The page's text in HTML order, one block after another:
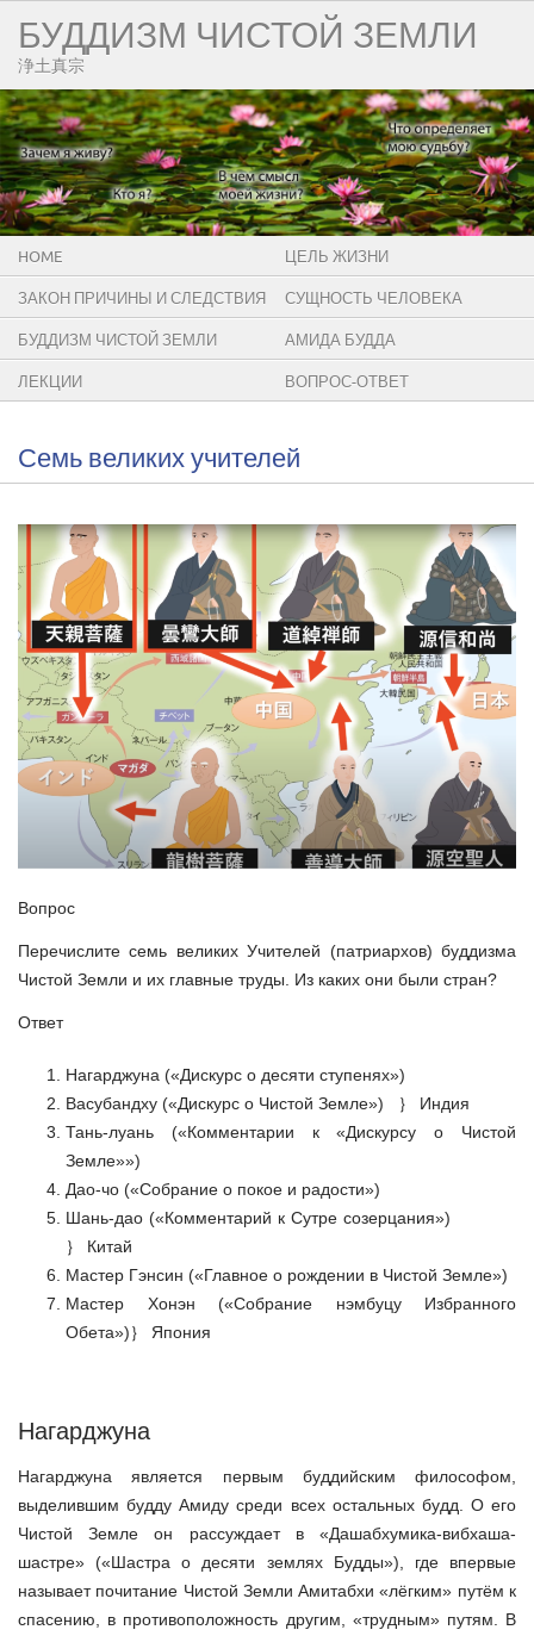
БУДДИЗМ ЧИСТОЙ ЗЕМЛИ
浄土真宗
HOME ЦЕЛЬ ЖИЗНИ
ЗАКОН ПРИЧИНЫ И СЛЕДСТВИЯ СУЩНОСТЬ ЧЕЛОВЕКА
БУДДИЗМ ЧИСТОЙ ЗЕМЛИ АМИДА БУДДА
ЛЕКЦИИ ВОПРОС-ОТВЕТ
Семь великих учителей
Вопрос
Перечислите семь великих Учителей (патриархов) буддизма
Чистой Земли и их главные труды. Из каких они были стран?
Ответ
Нагарджуна («Дискурс о десяти ступенях»)
Васубандху («Дискурс о Чистой Земле»)
｝
Индия
Тань-луань («Комментарии к «Дискурсу о Чистой
Земле»»)
Дао-чо («Собрание о покое и радости»)
Шань-дао («Комментарий к Сутре созерцания»)
｝
Китай
Мастер Гэнсин («Главное о рождении в Чистой Земле»)
Мастер Хонэн («Собрание нэмбуцу Избранного
Обета»)｝
Япония
Нагарджуна
Нагарджуна является первым буддийским философом,
выделившим будду Амиду среди всех остальных будд. О его
Чистой Земле он рассуждает в «Дашабхумика-вибхаша-
шастре» («Шастра о десяти землях Будды»), где впервые
называет почитание Чистой Земли Амитабхи «лёгким» путём к
спасению, в противоположность другим, «трудным» путям. В